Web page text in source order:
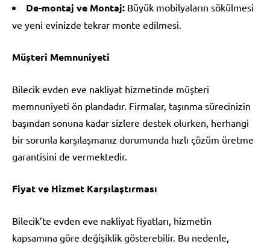
De-montaj ve Montaj: Büyük mobilyaların sökülmesi
ve yeni evinizde tekrar monte edilmesi.
Müşteri Memnuniyeti
Bilecik evden eve nakliyat hizmetinde müşteri
memnuniyeti ön plandadır. Firmalar, taşınma sürecinizin
başından sonuna kadar sizlere destek olurken, herhangi
bir sorunla karşılaşmanız durumunda hızlı çözüm üretme
garantisini de vermektedir.
Fiyat ve Hizmet Karşılaştırması
Bilecik’te evden eve nakliyat fiyatları, hizmetin
kapsamına göre değişiklik gösterebilir. Bu nedenle,